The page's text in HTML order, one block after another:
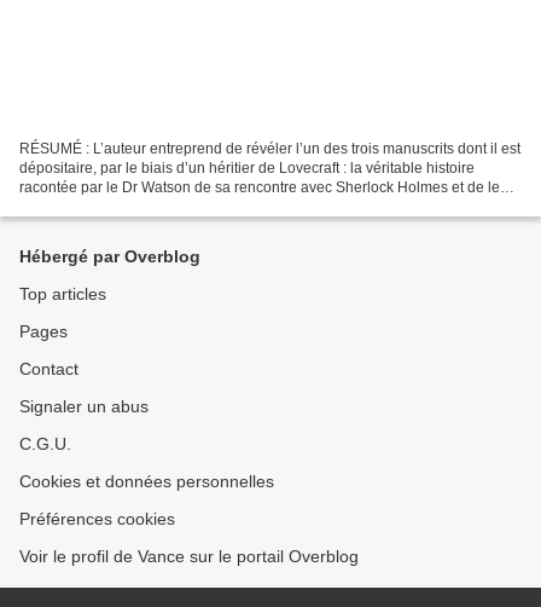
RÉSUMÉ : L’auteur entreprend de révéler l’un des trois manuscrits dont il est
dépositaire, par le biais d’un héritier de Lovecraft : la véritable histoire
racontée par le Dr Watson de sa rencontre avec Sherlock Holmes et de leur
Hébergé par Overblog
Top articles
Pages
Contact
Signaler un abus
C.G.U.
Cookies et données personnelles
Préférences cookies
Voir le profil de Vance sur le portail Overblog